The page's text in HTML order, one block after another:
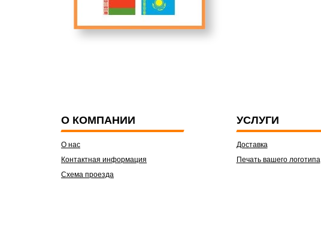
О КОМПАНИИ
О нас
Контактная информация
Схема проезда
УСЛУГИ
Доставка
Печать вашего логотипа